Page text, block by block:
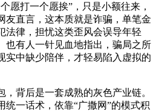
愿打一个愿挨”，只是小额往来，
友直言，这本质就是诈骗，单笔金
法律，担忧这类歪风会误导年轻
也有人一针见血地指出，骗局之所
实中缺少陪伴，才轻易陷入虚拟的
背后是一套成熟的灰色产业链。
统一话术，依靠“广撒网”的模式积